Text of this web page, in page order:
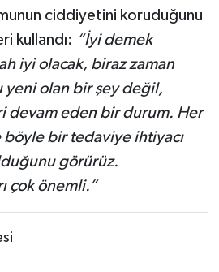
ciddiyetini koruduğunu
kullandı: “İyi demek
iyi olacak, biraz zaman
yeni olan bir şey değil,
devam eden bir durum. Her
böyle bir tedaviye ihtiyacı
görürüz.
çok önemli.”